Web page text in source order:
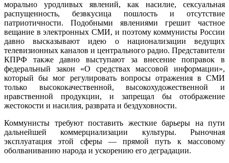
морально уродливых явлений, как насилие, сексуальная
распущенность, безвкусица пошлость и отсутствие
патриотичности. Подобными явлениями грешит частное
вещание в электронных СМИ, и поэтому коммунисты России
давно высказывают идею о национализации ведущих
телевизионных каналов и центрального радио. Представители
КПРФ также давно выступают за внесение поправок в
федеральный закон «О средствах массовой информации»,
который бы мог регулировать вопросы отражения в СМИ
только высококачественной, высокохудожественной и
нравственной продукции, и запрещал бы отображение
жестокости и насилия, разврата и бездуховности.
Коммунисты требуют поставить жесткие барьеры на пути
дальнейшейкоммерциализации культуры.Рыночная
эксплуатация этой сферы — прямой путь к массовому
оболваниванию народа и ускорению его деградации.